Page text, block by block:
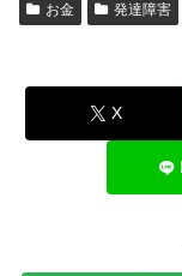
お金 発達障害
X